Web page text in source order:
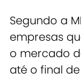
Segundo a
empresas
o mercado
até o final de